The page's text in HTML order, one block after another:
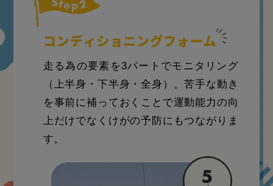
走る為の要素を3パートでモニタリング
（上半身・下半身・全身）。苦手な動き
を事前に補っておくことで運動能力の向
上だけでなくけがの予防にもつながりま
す。